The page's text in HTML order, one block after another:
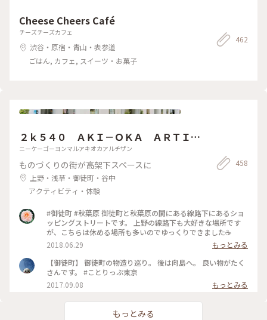
Cheese Cheers Café
チーズチーズカフェ
渋谷・原宿・青山・表参道
ごはん, カフェ, スイーツ・お菓子
462
２ｋ５４０ ＡＫＩ－ＯＫＡ ＡＲＴＩＳ
ＡＮ
ニーケーゴーヨンマルアキオカアルチザン
ものづくりの街が高架下スペースに
上野・浅草・御徒町・谷中
アクティビティ・体験
458
#御徒町 #秋葉原 御徒町と秋葉原の間にある線路下にあるショ
ッピングストリートです。 上野の線路下も大好きな場所です
が、こちらは休める場所も多いのでゆっくりできました☕️
2018.06.29
もっとみる
【御徒町】 御徒町の物造り巡り。 後は向島へ。 良い物がたく
さんです。 #ことりっぷ東京
2017.09.08
もっとみる
もっとみる